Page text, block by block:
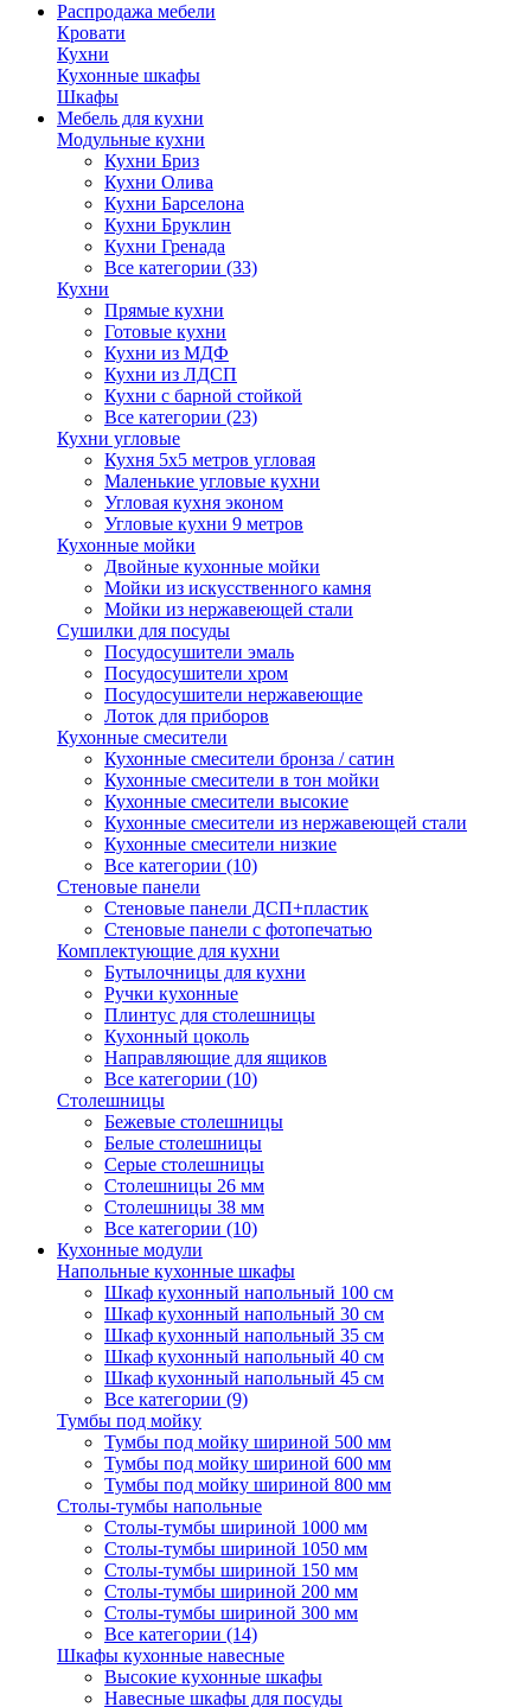
Распродажа мебели
Кровати
Кухни
Кухонные шкафы
Шкафы
Мебель для кухни
Модульные кухни
Кухни Бриз
Кухни Олива
Кухни Барселона
Кухни Бруклин
Кухни Гренада
Все категории (33)
Кухни
Прямые кухни
Готовые кухни
Кухни из МДФ
Кухни из ЛДСП
Кухни с барной стойкой
Все категории (23)
Кухни угловые
Кухня 5х5 метров угловая
Маленькие угловые кухни
Угловая кухня эконом
Угловые кухни 9 метров
Кухонные мойки
Двойные кухонные мойки
Мойки из искусственного камня
Мойки из нержавеющей стали
Сушилки для посуды
Посудосушители эмаль
Посудосушители хром
Посудосушители нержавеющие
Лоток для приборов
Кухонные смесители
Кухонные смесители бронза / сатин
Кухонные смесители в тон мойки
Кухонные смесители высокие
Кухонные смесители из нержавеющей стали
Кухонные смесители низкие
Все категории (10)
Стеновые панели
Стеновые панели ДСП+пластик
Стеновые панели с фотопечатью
Комплектующие для кухни
Бутылочницы для кухни
Ручки кухонные
Плинтус для столешницы
Кухонный цоколь
Направляющие для ящиков
Все категории (10)
Столешницы
Бежевые столешницы
Белые столешницы
Серые столешницы
Столешницы 26 мм
Столешницы 38 мм
Все категории (10)
Кухонные модули
Напольные кухонные шкафы
Шкаф кухонный напольный 100 см
Шкаф кухонный напольный 30 см
Шкаф кухонный напольный 35 см
Шкаф кухонный напольный 40 см
Шкаф кухонный напольный 45 см
Все категории (9)
Тумбы под мойку
Тумбы под мойку шириной 500 мм
Тумбы под мойку шириной 600 мм
Тумбы под мойку шириной 800 мм
Столы-тумбы напольные
Столы-тумбы шириной 1000 мм
Столы-тумбы шириной 1050 мм
Столы-тумбы шириной 150 мм
Столы-тумбы шириной 200 мм
Столы-тумбы шириной 300 мм
Все категории (14)
Шкафы кухонные навесные
Высокие кухонные шкафы
Навесные шкафы для посуды